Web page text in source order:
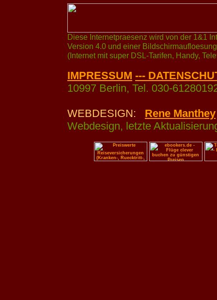
Diese Internetpraesenz wird von der 1&1
Version 4.0 und einer
(Internet mit super DSL-Tarifen, Handy,
IMPRESSUM ---
10997 Berlin, Tel. 030-
WEBDESIGN: Rene Manthey
Webdesign, letzte